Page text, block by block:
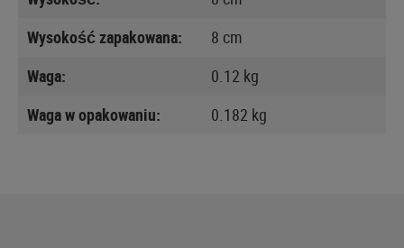
Wysokość zapakowana:
8 cm
Waga:
0.12 kg
Waga w opakowaniu:
0.182 kg